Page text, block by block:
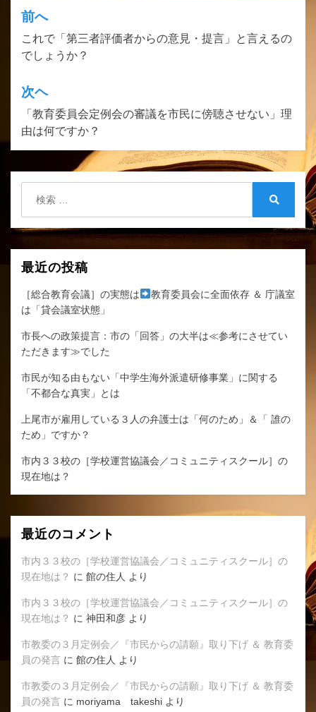
投
稿
ナ
ビ
ゲ
ー
ョ
ン
前へ
これで「第三者評価者からの意見・提言」と言えるの
でしょうか？
次ヘ
「教育委員会定例会の審議を市民に傍聴させない」理
由は何ですか？
最近の投稿
［総合教育会議］の実態は
教育委員会に全面依存 ＆ 庁議室
は「貸会議室状態」
市長への政策提言：市の「回答」の大半は≪参考にさせてい
ただきます≫でした
市民が知る由もない「中学生海外派遣研修事業」に関する
「不都合な真実」とは
上尾市が雇用している３人の弁護士は「何のため」＆「 誰の
ため」ですか？
市内３３校の［学校運営協議会／コミュニティスクール］の
現在地は？
最近のコメント
市内３３校の［学校運営協議会／コミュニティスクール］の
現在地は？ に 館の住人 より
市内３３校の［学校運営協議会／コミュニティスクール］の
現在地は？ に 神田和彦 より
市教委の３月定例会／『市民からの請願』取り下げ ＆ 教育委
員の発言 に 館の住人 より
市教委の３月定例会／『市民からの請願』取り下げ ＆ 教育委
員の発言 に moriyama takeshi より